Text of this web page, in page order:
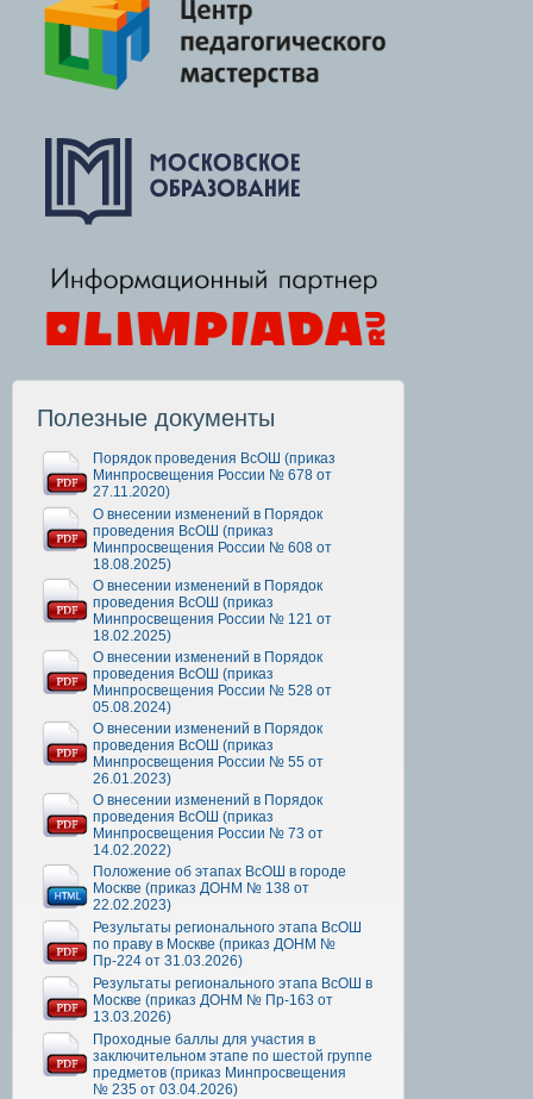
Полезные документы
Порядок проведения ВсОШ (приказ
Минпросвещения России № 678 от
27.11.2020)
О внесении изменений в Порядок
проведения ВсОШ (приказ
Минпросвещения России № 608 от
18.08.2025)
О внесении изменений в Порядок
проведения ВсОШ (приказ
Минпросвещения России № 121 от
18.02.2025)
О внесении изменений в Порядок
проведения ВсОШ (приказ
Минпросвещения России № 528 от
05.08.2024)
О внесении изменений в Порядок
проведения ВсОШ (приказ
Минпросвещения России № 55 от
26.01.2023)
О внесении изменений в Порядок
проведения ВсОШ (приказ
Минпросвещения России № 73 от
14.02.2022)
Положение об этапах ВсОШ в городе
Москве (приказ ДОНМ № 138 от
22.02.2023)
Результаты регионального этапа ВсОШ
по праву в Москве (приказ ДОНМ №
Пр-224 от 31.03.2026)
Результаты регионального этапа ВсОШ в
Москве (приказ ДОНМ № Пр-163 от
13.03.2026)
Проходные баллы для участия в
заключительном этапе по шестой группе
предметов (приказ Минпросвещения
№ 235 от 03.04.2026)